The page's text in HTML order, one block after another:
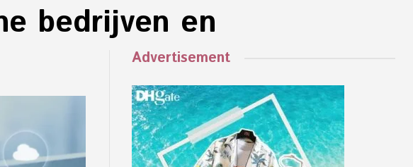
bedrijven en
Advertisement